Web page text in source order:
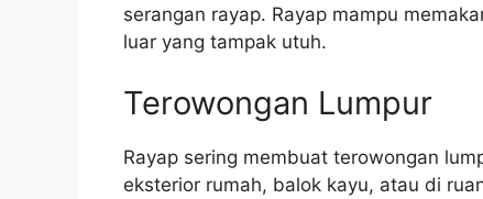
serangan rayap. Rayap mampu
luar yang tampak utuh.
Terowongan Lumpur
Rayap sering membuat terowongan
eksterior rumah, balok kayu, atau di